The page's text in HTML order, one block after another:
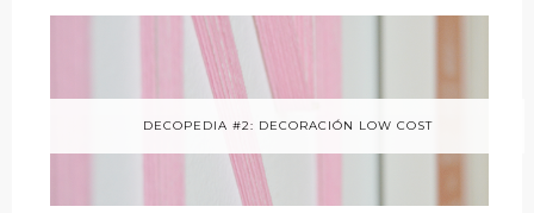
DECOPEDIA #2: DECORACIÓN LOW COST